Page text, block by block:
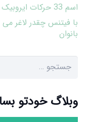
اسم 33 حرکات ایروبیک (پیشرفته باشگاه) با فیلم و نکته
با فیتنس چقدر لاغر
بانوان
جستجو
وبلاگ خودتو